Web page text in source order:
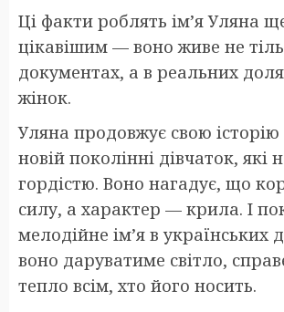
Ці факти роблять ім’я Уляна
цікавішим — воно живе не
документах, а в реальних
жінок.
Уляна продовжує свою
новій поколінні дівчаток, які
гордістю. Воно нагадує, що
силу, а характер — крила. І
мелодійне ім’я в українських
воно даруватиме світло,
тепло всім, хто його носить.